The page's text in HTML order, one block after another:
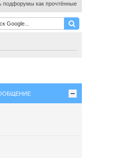
подфорумы как прочтённые